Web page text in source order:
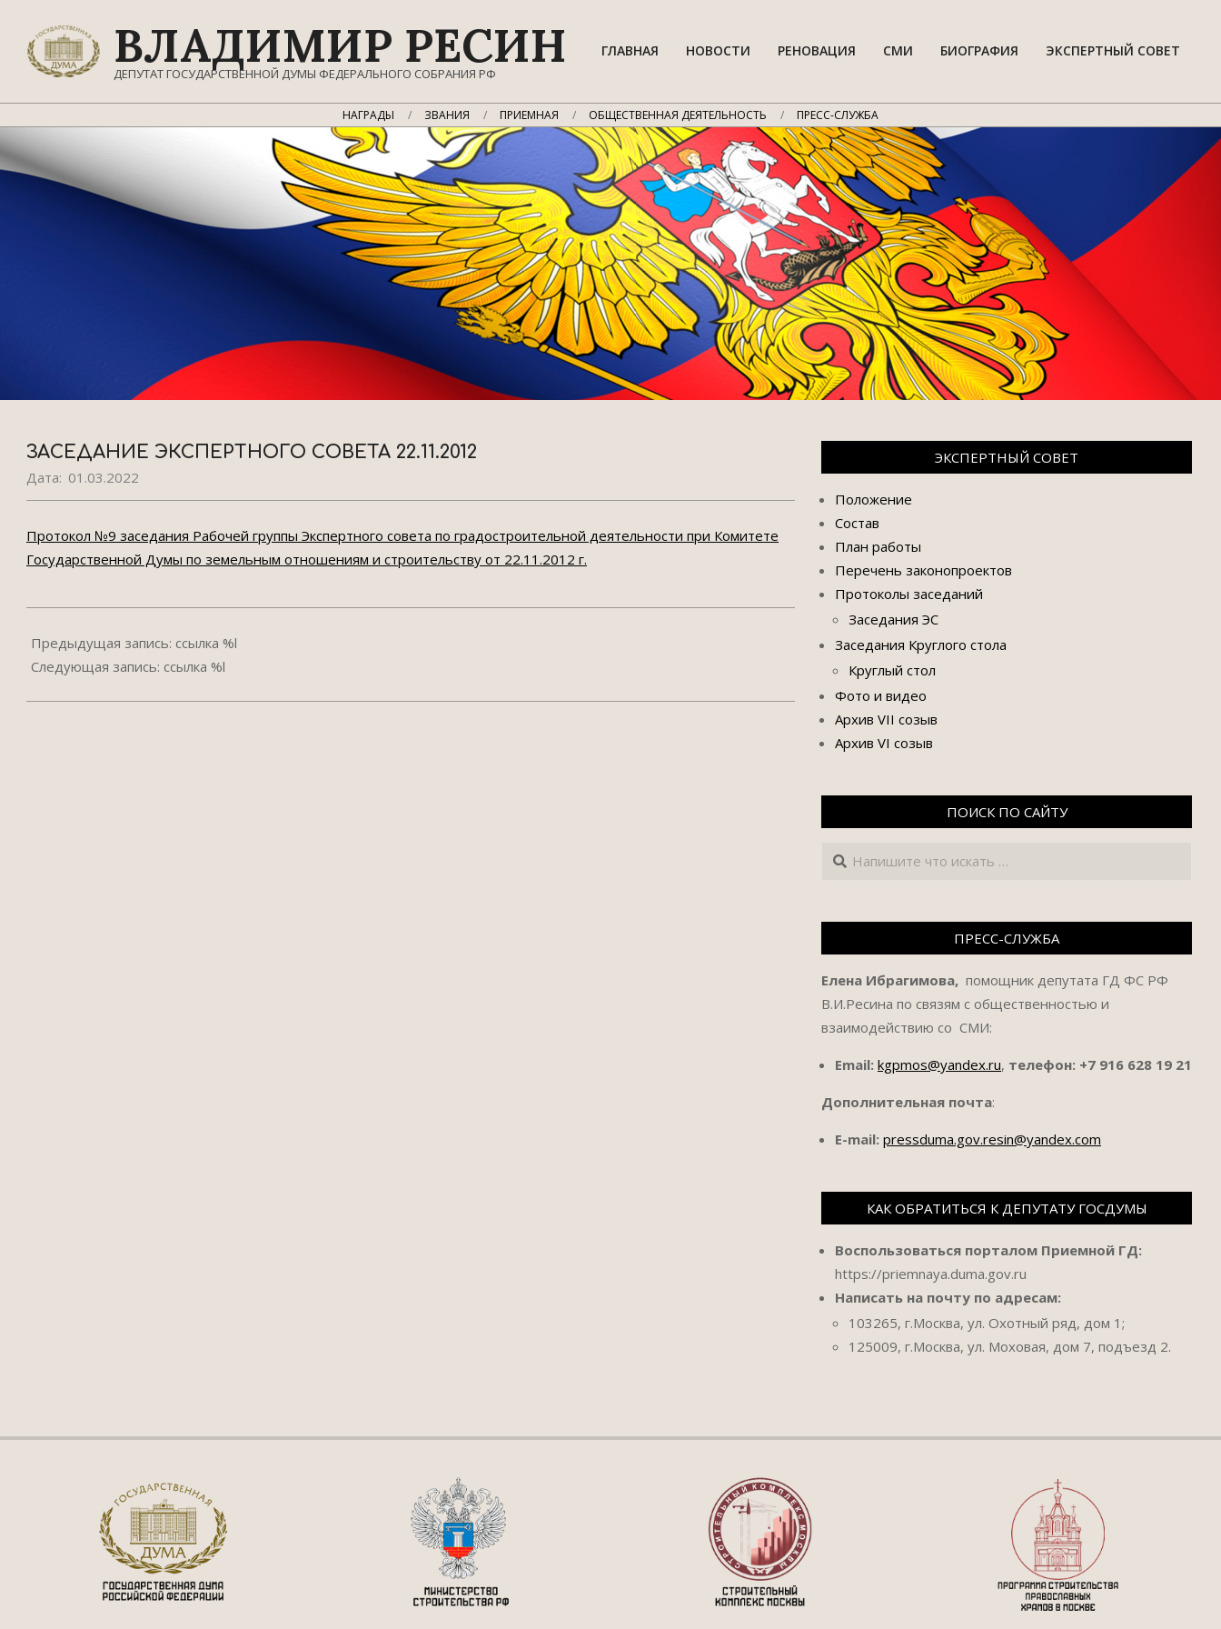
содержимому
ВЛАДИМИР РЕСИН
ДЕПУТАТ ГОСУДАРСТВЕННОЙ ДУМЫ ФЕДЕРАЛЬНОГО СОБРАНИЯ РФ
ГЛАВНАЯ НОВОСТИ РЕНОВАЦИЯ СМИ БИОГРАФИЯ ЭКСПЕРТНЫЙ СОВЕТ
НАГРАДЫ ЗВАНИЯ ПРИЕМНАЯ ОБЩЕСТВЕННАЯ ДЕЯТЕЛЬНОСТЬ ПРЕСС-СЛУЖБА
ЗАСЕДАНИЕ ЭКСПЕРТНОГО СОВЕТА 22.11.2012
Дата: 01.03.2022
Протокол №9 заседания Рабочей группы Экспертного совета по градостроительной деятельности при Комитете
Государственной Думы по земельным отношениям и строительству от 22.11.2012 г.
03-
01
Предыдущая запись: ссылка %l
Следующая запись: ссылка %l
ЭКСПЕРТНЫЙ СОВЕТ
Положение
Состав
План работы
Перечень законопроектов
Протоколы заседаний
Заседания ЭС
Заседания Круглого стола
Круглый стол
Фото и видео
Архив VII созыв
Архив VI созыв
ПОИСК ПО САЙТУ
Поиск
ПРЕСС-СЛУЖБА
Елена Ибрагимова, помощник депутата ГД ФС РФ
В.И.Ресина по связям с общественностью и
взаимодействию со СМИ:
Email: kgpmos@yandex.ru, телефон: +7 916 628 19 21
Дополнительная почта:
E-mail: pressduma.gov.resin@yandex.com
КАК ОБРАТИТЬСЯ К ДЕПУТАТУ ГОСДУМЫ
Воспользоваться порталом Приемной ГД:
https://priemnaya.duma.gov.ru
Написать на почту по адресам:
103265, г.Москва, ул. Охотный ряд, дом 1;
125009, г.Москва, ул. Моховая, дом 7, подъезд 2.